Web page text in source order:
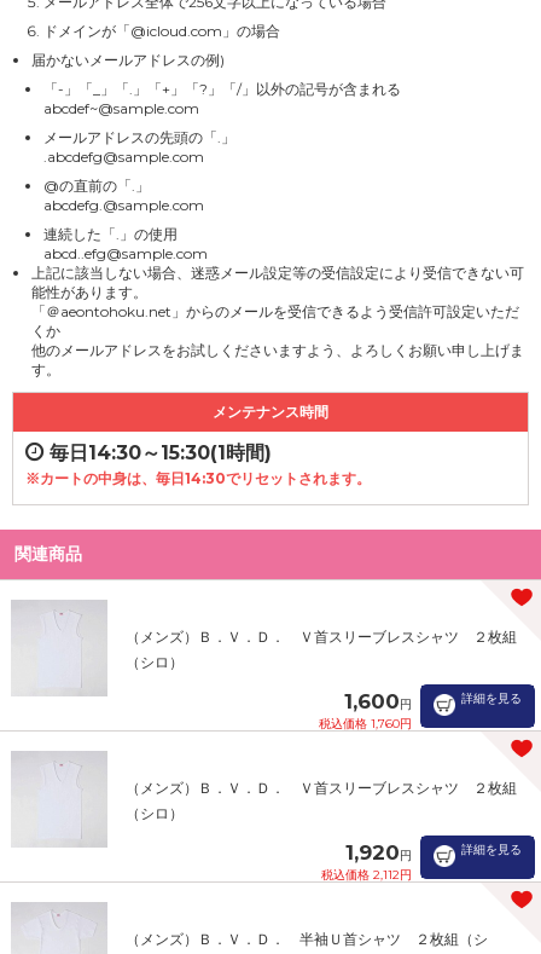
ドメインが「@icloud.com」の場合
届かないメールアドレスの例)
「-」「_」「.」「+」「?」「/」以外の記号が含まれる
abcdef~@sample.com
メールアドレスの先頭の「.」
.abcdefg@sample.com
@の直前の「.」
abcdefg.@sample.com
連続した「.」の使用
abcd..efg@sample.com
上記に該当しない場合、迷惑メール設定等の受信設定により受信できない可
能性があります。
「＠aeontohoku.net」からのメールを受信できるよう受信許可設定いただ
くか
他のメールアドレスをお試しくださいますよう、よろしくお願い申し上げま
す。
メンテナンス時間
毎日14:30～15:30(1時間)
※カートの中身は、毎日14:30でリセットされます。
関連商品
（メンズ）Ｂ．Ｖ．Ｄ． Ｖ首スリーブレスシャツ ２枚組
（シロ）
1,600円
税込価格 1,760円
詳細を見る
（メンズ）Ｂ．Ｖ．Ｄ． Ｖ首スリーブレスシャツ ２枚組
（シロ）
1,920円
税込価格 2,112円
詳細を見る
（メンズ）Ｂ．Ｖ．Ｄ． 半袖Ｕ首シャツ ２枚組（シ